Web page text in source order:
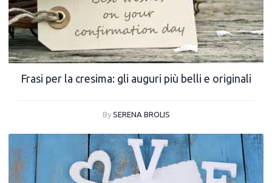
Frasi per la cresima: gli auguri più belli e originali
By SERENA BROLIS